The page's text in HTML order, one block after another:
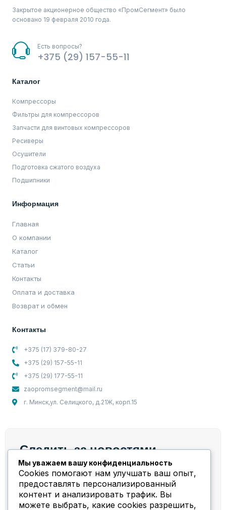
Закрытое акционерное общество «ПромСегмент» было
основано 19 февраля 2010 года.
Есть вопросы?
+375 (29) 157-55-11
Каталог
Компрессоры
Фильтры для компрессоров
Запчасти для винтовых компрессоров
Ресиверы
Осушители
Подготовка сжатого воздуха
Подшипники
Информация
Главная
О компании
Каталог
Статьи
Контакты
Оплата и доставка
Возврат и обмен
Контакты
+375 (17) 379-80-27
+375 (29) 157-55-11
+375 (29) 177-55-11
zaopromsegment@mail.ru
г. Минск,ул. Селицкого, д.21Ж, корп.15
Следить за новостями
Мы берем на себя весь спектр работ и задач,
связанных с компрессорным оборудованием!
Мы уважаем вашу конфиденциальность
Cookies помогают нам улучшать ваш опыт,
предоставлять персонализированный
контент и анализировать трафик. Вы
можете выбрать, какие cookies разрешить,